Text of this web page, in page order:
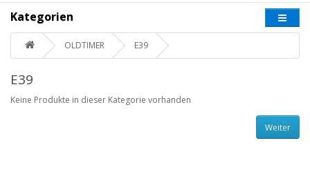
Kategorien
OLDTIMER E39
E39
Keine Produkte in dieser Kategorie vorhanden
Weiter